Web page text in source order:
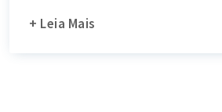
+ Leia Mais